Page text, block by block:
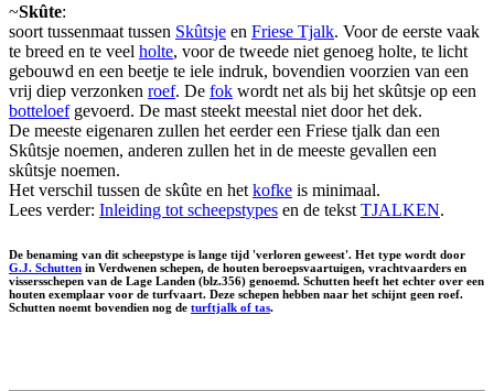
~Skûte:
soort tussenmaat tussen Skûtsje en Friese Tjalk. Voor de eerste vaak
te breed en te veel holte, voor de tweede niet genoeg holte, te licht
gebouwd en een beetje te iele indruk, bovendien voorzien van een
vrij diep verzonken roef. De fok wordt net als bij het skûtsje op een
botteloefgevoerd. De mast steekt meestal niet door het dek.
De meeste eigenaren zullen het eerder een Friese tjalk dan een
Skûtsje noemen, anderen zullen het in de meeste gevallen een
skûtsje noemen.
Het verschil tussen de skûte en het kofke is minimaal.
Lees verder: Inleiding tot scheepstypes en de tekst TJALKEN.
De benaming van dit scheepstype is lange tijd 'verloren geweest'. Het type wordt door
G.J. Schutten in Verdwenen schepen, de houten beroepsvaartuigen, vrachtvaarders en
vissersschepen van de Lage Landen (blz.356) genoemd. Schutten heeft het echter over een
houten exemplaar voor de turfvaart. Deze schepen hebben naar het schijnt geen roef.
Schutten noemt bovendien nog de turftjalk of tas.